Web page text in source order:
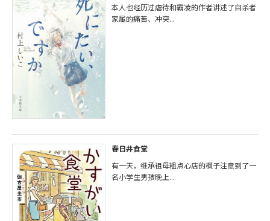
本人也经历过虐待和霸凌的作者讲述了自杀者
家属的痛苦、冲突...
春日井食堂
有一天，继承祖母粗点心店的枫子注意到了一
名小学生男孩晚上...